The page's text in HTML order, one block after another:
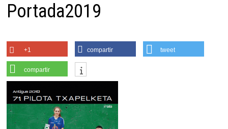
Portada2019
+1 compartir tweet
compartir